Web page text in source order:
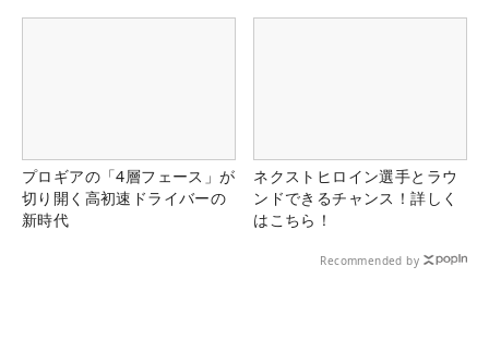
プロギアの「4層フェース」が
切り開く高初速ドライバーの
新時代
ネクストヒロイン選手とラウ
ンドできるチャンス！詳しく
はこちら！
Recommended by